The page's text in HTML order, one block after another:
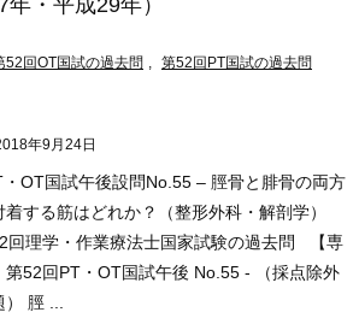
・平成29年）
52回OT国試の過去問 , 第52回PT国試の過去問
年9月24日
・OT国試午後設問No.55 – 脛骨と腓骨の両方
着する筋はどれか？（整形外科・解剖学）
回理学・作業療法士国家試験の過去問 【専
第52回PT・OT国試午後 No.55 - （採点除外
） 脛 ...